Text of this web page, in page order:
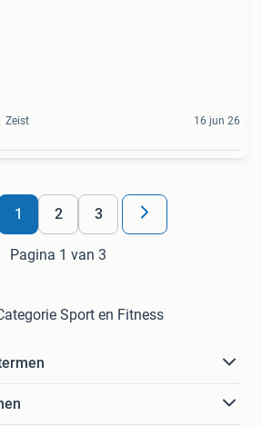
Zeist 16 jun 26
1 2 3
Pagina 1 van 3
Sport en Fitness